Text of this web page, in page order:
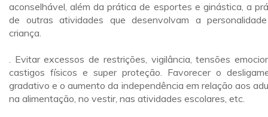
aconselhável, além da prática de esportes e ginástica, a
de outras atividades que desenvolvam a
criança.
. Evitar excessos de restrições, vigilância, tensões
castigos físicos e super proteção. Favorecer o
gradativo e o aumento da independência em relação aos
na alimentação, no vestir, nas atividades escolares, etc.